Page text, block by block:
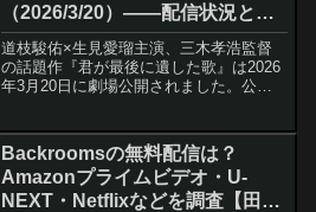
（2026/3/20）――配信状況と安
く観る方法まとめ
道枝駿佑×生見愛瑠主演、三木孝浩監督
の話題作『君が最後に遺した歌』は2026
年3月20日に劇場公開されました。公開
（トライアル・ポイント・レンタルの活
用）を整理します。※配信開始日は各サ
ービスの発表を優先してください。
Backroomsの無料配信は？
Amazonプライムビデオ・U-
NEXT・Netflixなどを調査【田辺